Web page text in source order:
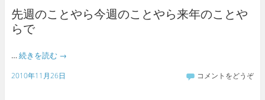
先週のことやら今週のことやら来年のことや
らで
… 続きを読む →
2010年11月26日 コメントをどうぞ